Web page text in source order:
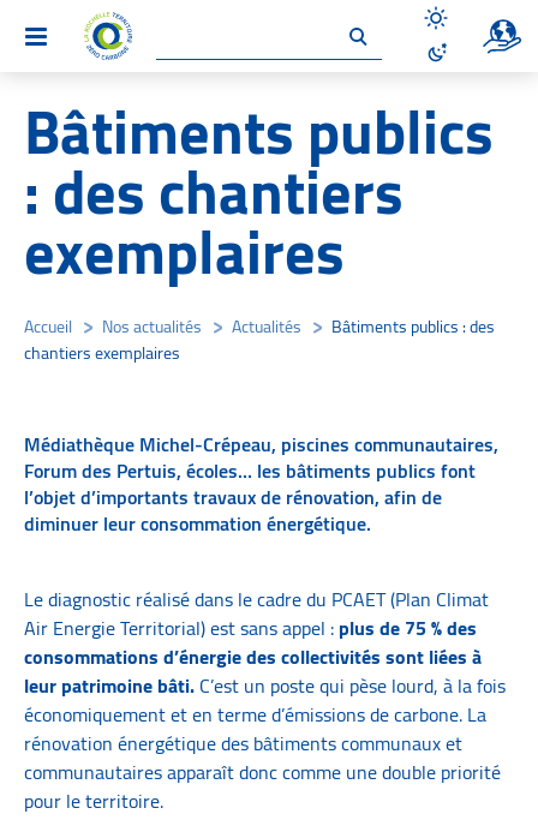
Un
Désactiver
Activer le
Bâtiments publics
: des chantiers
exemplaires
Accueil Nos actualités Actualités
Bâtiments publics : des
chantiers exemplaires
Médiathèque Michel-Crépeau, piscines communautaires,
Forum des Pertuis, écoles… les bâtiments publics font
l’objet d’importants travaux de rénovation, afin de
diminuer leur consommation énergétique.
Le diagnostic réalisé dans le cadre du PCAET (Plan Climat
Air Energie Territorial) est sans appel :plus de 75 % des
consommations d’énergie des collectivités sont liées à
leur patrimoine bâti.C’est un poste qui pèse lourd, à la fois
économiquement et en terme d’émissions de carbone. La
rénovation énergétique des bâtiments communaux et
communautaires apparaît donc comme une double priorité
pour le territoire.